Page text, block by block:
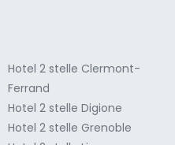
Hotel 2 stelle Clermont-
Ferrand
Hotel 2 stelle Digione
Hotel 2 stelle Grenoble